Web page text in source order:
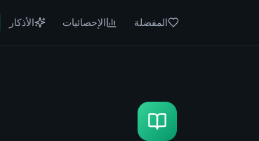
المفضلة الإحصائيات الأذكار